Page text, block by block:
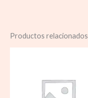
Productos relacionados